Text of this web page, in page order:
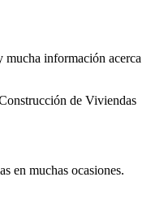
mucha información acerca
de Viviendas
en muchas ocasiones.